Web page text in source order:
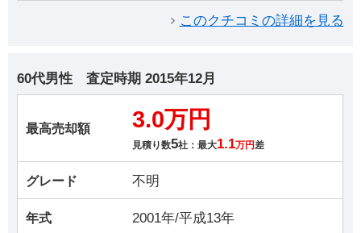
このクチコミの詳細を見る
60代男性 査定時期 2015年12月
最高売却額 3.0万円
見積り数5社：最大1.1万円差
グレード 不明
年式 2001年/平成13年